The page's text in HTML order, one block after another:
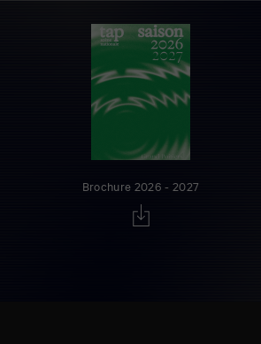
Brochure 2026 - 2027